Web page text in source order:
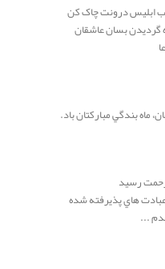
درونت چاک کن
بسان عاشقان
ماه بندگي مبارکتان باد.
رسيد
هاي پذيرفته شده
...